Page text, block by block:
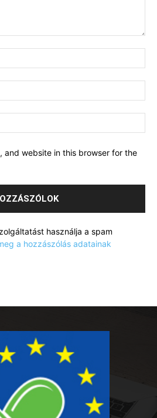
and website in this browser for the
használja a spam
a hozzászólás adatainak